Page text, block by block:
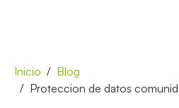
Inicio
Blog
Proteccion de datos